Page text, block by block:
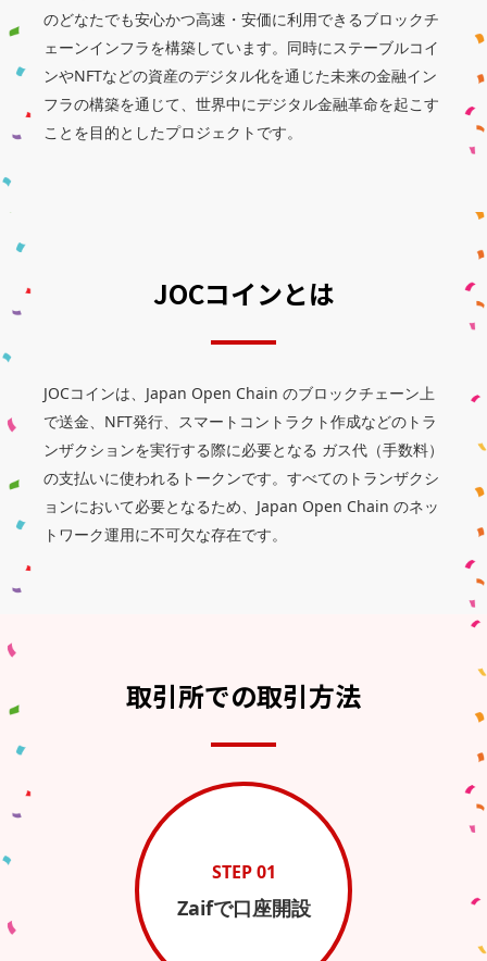
のどなたでも安心かつ高速・安価に利用できるブロックチ
ェーンインフラを構築しています。同時にステーブルコイ
ンやNFTなどの資産のデジタル化を通じた未来の金融イン
フラの構築を通じて、世界中にデジタル金融革命を起こす
ことを目的としたプロジェクトです。
JOCコインとは
JOCコインは、Japan Open Chain のブロックチェーン上
で送金、NFT発行、スマートコントラクト作成などのトラ
ンザクションを実行する際に必要となる ガス代（手数料）
の支払いに使われるトークンです。すべてのトランザクシ
ョンにおいて必要となるため、Japan Open Chain のネッ
トワーク運用に不可欠な存在です。
取引所での取引方法
STEP 01
Zaifで口座開設